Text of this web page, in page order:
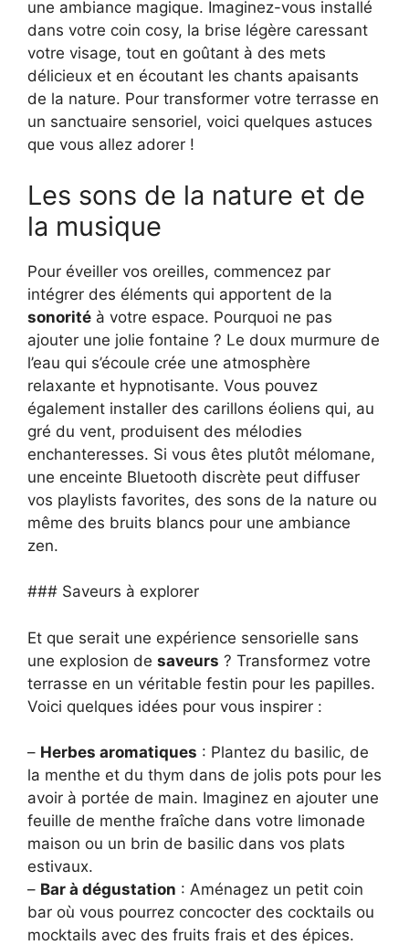
une ambiance magique. Imaginez-vous installé
dans votre coin cosy, la brise légère caressant
votre visage, tout en goûtant à des mets
délicieux et en écoutant les chants apaisants
de la nature. Pour transformer votre terrasse en
un sanctuaire sensoriel, voici quelques astuces
que vous allez adorer !
Les sons de la nature et de
la musique
Pour éveiller vos oreilles, commencez par
intégrer des éléments qui apportent de la
sonorité à votre espace. Pourquoi ne pas
ajouter une jolie fontaine ? Le doux murmure de
l’eau qui s’écoule crée une atmosphère
relaxante et hypnotisante. Vous pouvez
également installer des carillons éoliens qui, au
gré du vent, produisent des mélodies
enchanteresses. Si vous êtes plutôt mélomane,
une enceinte Bluetooth discrète peut diffuser
vos playlists favorites, des sons de la nature ou
même des bruits blancs pour une ambiance
zen.
### Saveurs à explorer
Et que serait une expérience sensorielle sans
une explosion de saveurs ? Transformez votre
terrasse en un véritable festin pour les papilles.
Voici quelques idées pour vous inspirer :
– Herbes aromatiques : Plantez du basilic, de
la menthe et du thym dans de jolis pots pour les
avoir à portée de main. Imaginez en ajouter une
feuille de menthe fraîche dans votre limonade
maison ou un brin de basilic dans vos plats
estivaux.
– Bar à dégustation : Aménagez un petit coin
bar où vous pourrez concocter des cocktails ou
mocktails avec des fruits frais et des épices.